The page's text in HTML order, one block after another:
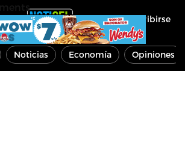
Inscribirse
Noticias Economía Opiniones